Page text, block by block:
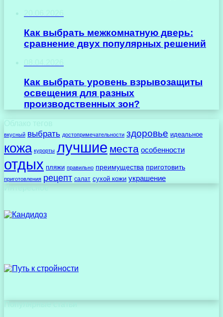
Как выбрать межкомнатную дверь:
сравнение двух популярных решений
Как выбрать уровень взрывозащиты
освещения для разных
производственных зон?
Облако тегов
вкусный выбрать достопримечательности здоровье идеальное
кожа курорты лучшие места особенности
отдых пляжи правильно преимущества приготовить
приготовления рецепт салат сухой кожи украшение